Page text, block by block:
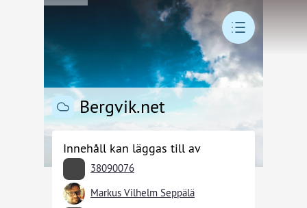
Bergvik.net
Innehåll kan läggas till av
38090076
Markus Vilhelm Seppälä